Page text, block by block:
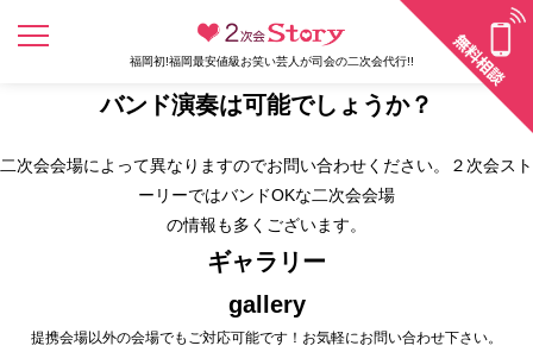
福岡初!福岡最安値級お笑い芸人が司会の二次会代行!!
バンド演奏は可能でしょうか？
二次会会場によって異なりますのでお問い合わせください。２次会スト
ーリーではバンドOKな二次会会場
の情報も多くございます。
ギャラリー
gallery
提携会場以外の会場でもご対応可能です！お気軽にお問い合わせ下さい。